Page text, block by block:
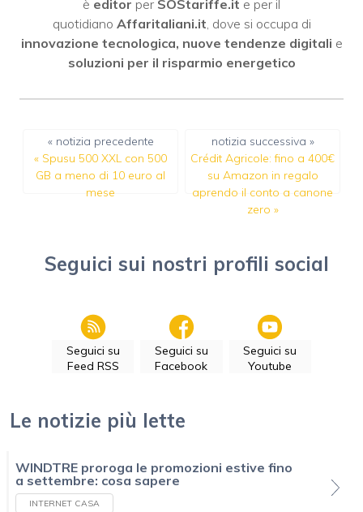
è editor per SOStariffe.it e per il
quotidiano Affaritaliani.it, dove si occupa di
innovazione tecnologica, nuove tendenze digitali e
soluzioni per il risparmio energetico
« notizia precedente
« Spusu 500 XXL con 500
GB a meno di 10 euro al
mese
notizia successiva »
Crédit Agricole: fino a 400€
su Amazon in regalo
aprendo il conto a canone
zero »
Seguici sui nostri profili social
Seguici su
Feed RSS
Seguici su
Facebook
Seguici su
Youtube
Le notizie più lette
WINDTRE proroga le promozioni estive fino
a settembre: cosa sapere
INTERNET CASA